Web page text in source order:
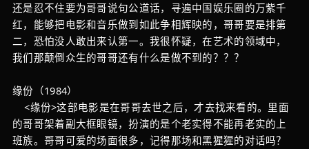
还是忍不住要为哥哥说句公道话，寻遍中国娱乐圈的万紫千
红，能够把电影和音乐做到如此争相辉映的，哥哥要是排第
二，恐怕没人敢出来认第一。我很怀疑，在艺术的领域中，
我们那颠倒众生的哥哥还有什么是做不到的？？？
缘份（1984）
<缘份>这部电影是在哥哥去世之后，才去找来看的。里面
的哥哥架着副大框眼镜，扮演的是个老实得不能再老实的上
班族。哥哥可爱的场面很多，记得那场和黑猩猩的对话吗？